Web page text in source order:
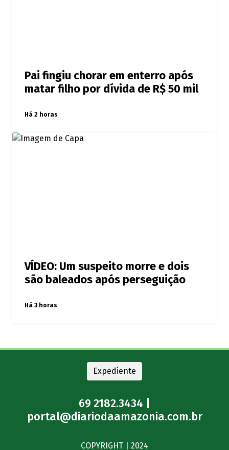
Pai fingiu chorar em enterro após
matar filho por dívida de R$ 50 mil
Há 2 horas
VÍDEO: Um suspeito morre e dois
são baleados após perseguição
Há 3 horas
Expediente
69 2182.3434 |
portal@diariodaamazonia.com.br
COPYRIGHT | 2024